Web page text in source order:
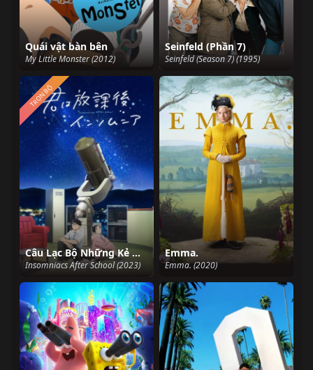
Quái vật bàn bên
My Little Monster (2012)
Seinfeld (Phần 7)
Seinfeld (Season 7) (1995)
Câu Lạc Bộ Những Kẻ Mất Ngủ
Insomniacs After School (2023)
TRỌN BỘ
Emma.
Emma. (2020)